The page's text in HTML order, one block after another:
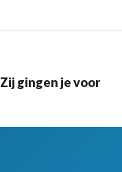
Zij gingen je voor